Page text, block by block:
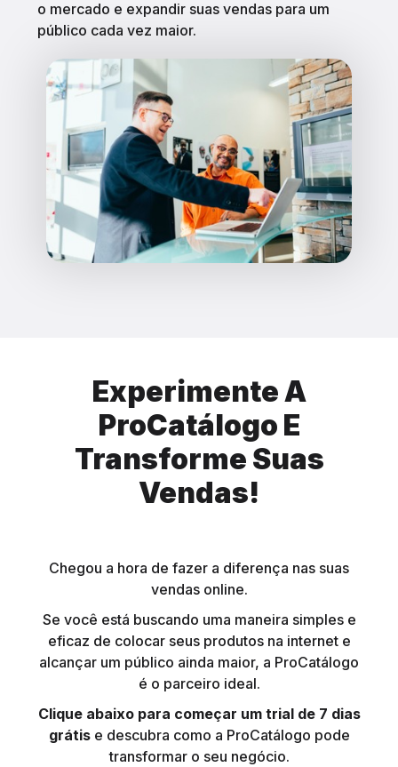
o mercado e expandir suas vendas para um
público cada vez maior.
Experimente A
ProCatálogo E
Transforme Suas
Vendas!
Chegou a hora de fazer a diferença nas suas
vendas online.
Se você está buscando uma maneira simples e
eficaz de colocar seus produtos na internet e
alcançar um público ainda maior, a ProCatálogo
é o parceiro ideal.
Clique abaixo para começar um trial de 7 dias
grátise descubra como a ProCatálogo pode
transformar o seu negócio.